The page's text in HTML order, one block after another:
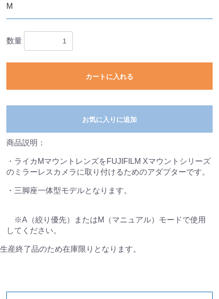
M
数量
カートに入れる
お気に入りに追加
商品説明：
・ライカMマウントレンズをFUJIFILM Xマウントシリーズ
のミラーレスカメラに取り付けるためのアダプターです。
・三脚座一体型モデルとなります。
※A（絞り優先）またはM（マニュアル）モードで使用
してください。
生産終了品のため在庫限りとなります。